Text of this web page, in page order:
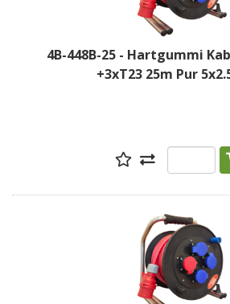
4B-448B-25 - Hartgummi
+3xT23 25m Pur